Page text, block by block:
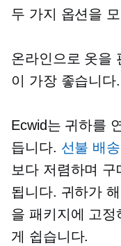
두 가지 옵션을
온라인으로 옷을
이 가장 좋습니다.
Ecwid는 귀하를
듭니다. 선불 배
보다 저렴하며
됩니다. 귀하가
을 패키지에 고
게 쉽습니다.